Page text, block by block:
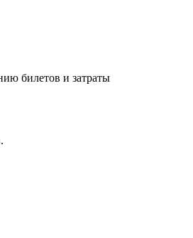
билетов и затраты